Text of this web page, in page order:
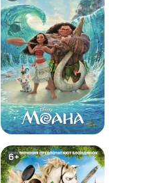
Том и Джерри: Гигантское
приключение
0+
6+